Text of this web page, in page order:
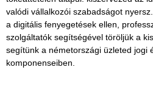
valódi vállalkozói szabadságot
a digitális fenyegetések ellen,
szolgáltatók segítségével töröljük a
segítünk a németországi üzleted jogi
komponenseiben.